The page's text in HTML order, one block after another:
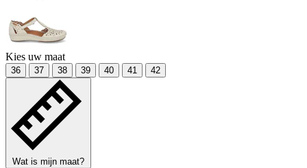
Kies uw maat
36 37 38 39 40 41 42
Wat is mijn maat?